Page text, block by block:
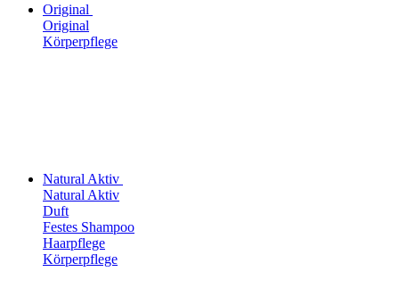
Original
Original
Körperpflege
Natural Aktiv
Natural Aktiv
Duft
Festes Shampoo
Haarpflege
Körperpflege